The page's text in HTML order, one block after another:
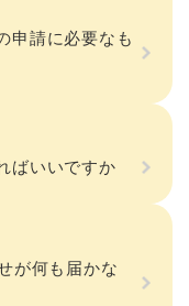
申請に必要なも
ばいいですか
が何も届かな